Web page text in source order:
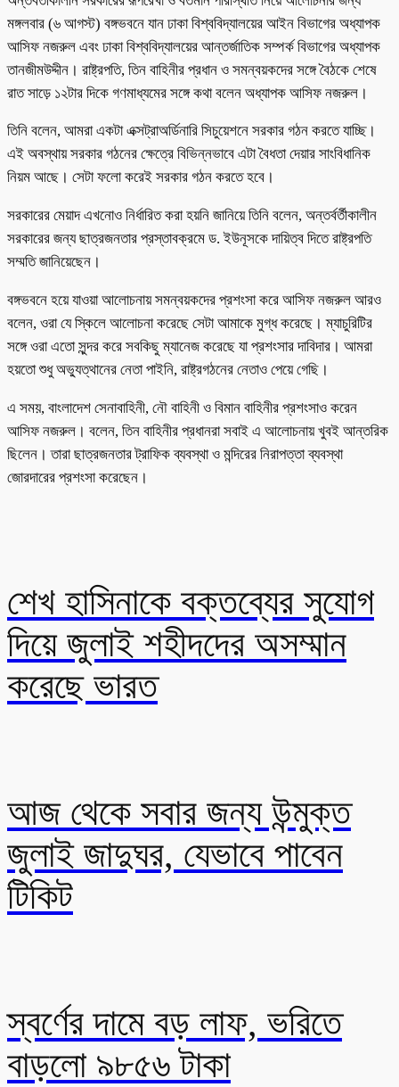
মঙ্গলবার (৬ আগস্ট) বঙ্গভবনে যান ঢাকা বিশ্ববিদ্যালয়ের আইন বিভাগের অধ্যাপক
আসিফ নজরুল এবং ঢাকা বিশ্ববিদ্যালয়ের আন্তর্জাতিক সম্পর্ক বিভাগের অধ্যাপক
তানজীমউদ্দীন। রাষ্ট্রপতি, তিন বাহিনীর প্রধান ও সমন্বয়কদের সঙ্গে বৈঠকে শেষে
রাত সাড়ে ১২টার দিকে গণমাধ্যমের সঙ্গে কথা বলেন অধ্যাপক আসিফ নজরুল।
তিনি বলেন, আমরা একটা এক্সট্রাঅর্ডিনারি সিচুয়েশনে সরকার গঠন করতে যাচ্ছি।
এই অবস্থায় সরকার গঠনের ক্ষেত্রে বিভিন্নভাবে এটা বৈধতা দেয়ার সাংবিধানিক
নিয়ম আছে। সেটা ফলো করেই সরকার গঠন করতে হবে।
সরকারের মেয়াদ এখনোও নির্ধারিত করা হয়নি জানিয়ে তিনি বলেন, অন্তর্বর্তীকালীন
সরকারের জন্য ছাত্রজনতার প্রস্তাবক্রমে ড. ইউনূসকে দায়িত্ব দিতে রাষ্ট্রপতি
সম্মতি জানিয়েছেন।
বঙ্গভবনে হয়ে যাওয়া আলোচনায় সমন্বয়কদের প্রশংসা করে আসিফ নজরুল আরও
বলেন, ওরা যে স্কিলে আলোচনা করেছে সেটা আমাকে মুগ্ধ করেছে। ম্যাচুরিটির
সঙ্গে ওরা এতো সুন্দর করে সবকিছু ম্যানেজ করেছে যা প্রশংসার দাবিদার। আমরা
হয়তো শুধু অভ্যুত্থানের নেতা পাইনি, রাষ্ট্রগঠনের নেতাও পেয়ে গেছি।
এ সময়, বাংলাদেশ সেনাবাহিনী, নৌ বাহিনী ও বিমান বাহিনীর প্রশংসাও করেন
আসিফ নজরুল। বলেন, তিন বাহিনীর প্রধানরা সবাই এ আলোচনায় খুবই আন্তরিক
ছিলেন। তারা ছাত্রজনতার ট্রাফিক ব্যবস্থা ও মন্দিরের নিরাপত্তা ব্যবস্থা
জোরদারের প্রশংসা করেছেন।
শেখ হাসিনাকে বক্তব্যের সুযোগ
দিয়ে জুলাই শহীদদের অসম্মান
করেছে ভারত
আজ থেকে সবার জন্য উন্মুক্ত
জুলাই জাদুঘর, যেভাবে পাবেন
টিকিট
স্বর্ণের দামে বড় লাফ, ভরিতে
বাড়লো ৯৮৫৬ টাকা